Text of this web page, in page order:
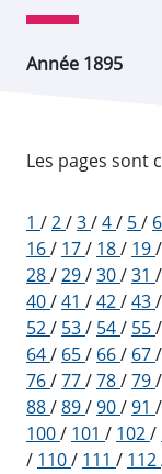
Année 1895
Les pages sont
1 /2/3/4/ 5/ 6
16/ 17/ 18/ 19/
28/29/30/31 /
40/41 /42/43/
52/ 53/ 54/ 55/
64/ 65/ 66/ 67/
76/77/78/79/
88/89/90/91 /
100/ 101 / 102/
/ 110/ 111 / 112